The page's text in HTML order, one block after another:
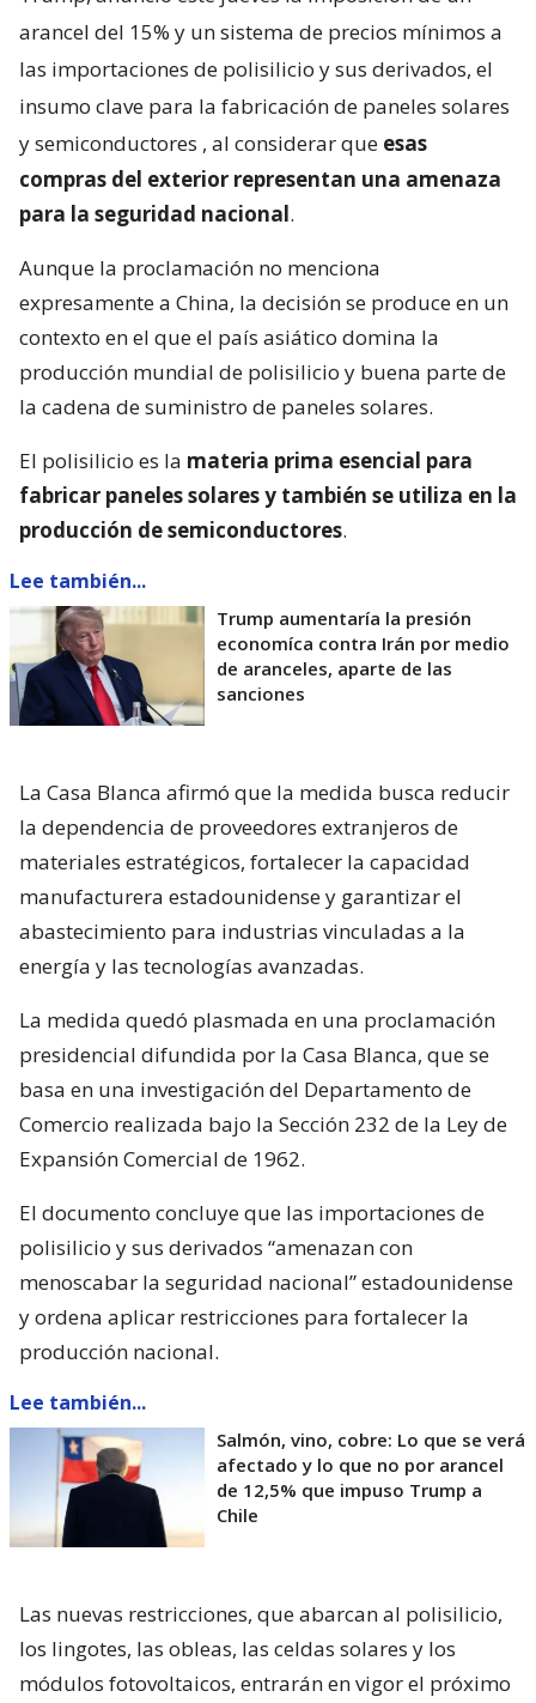
arancel del 15% y un sistema de precios mínimos a
las importaciones de polisilicio y sus derivados, el
insumo clave para la fabricación de paneles solares
y semiconductores , al considerar que esas
compras del exterior representan una amenaza
para la seguridad nacional.
Aunque la proclamación no menciona
expresamente a China, la decisión se produce en un
contexto en el que el país asiático domina la
producción mundial de polisilicio y buena parte de
la cadena de suministro de paneles solares.
El polisilicio es la materia prima esencial para
fabricar paneles solares y también se utiliza en la
producción de semiconductores.
Lee también...
Trump aumentaría la presión
economíca contra Irán por medio
de aranceles, aparte de las
sanciones
La Casa Blanca afirmó que la medida busca reducir
la dependencia de proveedores extranjeros de
materiales estratégicos, fortalecer la capacidad
manufacturera estadounidense y garantizar el
abastecimiento para industrias vinculadas a la
energía y las tecnologías avanzadas.
La medida quedó plasmada en una proclamación
presidencial difundida por la Casa Blanca, que se
basa en una investigación del Departamento de
Comercio realizada bajo la Sección 232 de la Ley de
Expansión Comercial de 1962.
El documento concluye que las importaciones de
polisilicio y sus derivados “amenazan con
menoscabar la seguridad nacional” estadounidense
y ordena aplicar restricciones para fortalecer la
producción nacional.
Lee también...
Salmón, vino, cobre: Lo que se verá
afectado y lo que no por arancel
de 12,5% que impuso Trump a
Chile
Las nuevas restricciones, que abarcan al polisilicio,
los lingotes, las obleas, las celdas solares y los
módulos fotovoltaicos, entrarán en vigor el próximo